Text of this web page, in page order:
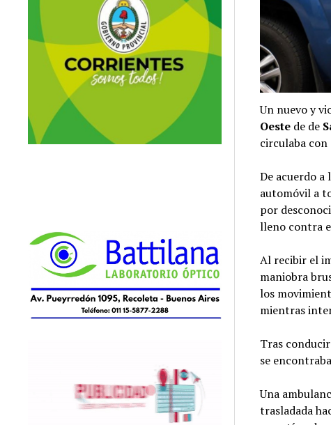
Un nuevo y
Oeste de de
circulaba
De acuerdo
automóvil a
por
lleno contra
Al recibir el
maniobra
los
mientras
Tras
se
Una
trasladada